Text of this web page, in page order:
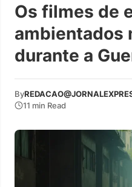
Os filmes de
ambientados
durante a
By
11 min Read